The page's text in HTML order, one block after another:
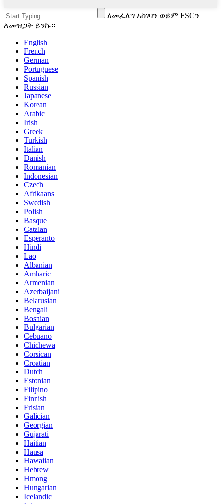
ለመፈለግ አስገባን ወይም ESCን
ለመዝጋት ይንኩ።
English
French
German
Portuguese
Spanish
Russian
Japanese
Korean
Arabic
Irish
Greek
Turkish
Italian
Danish
Romanian
Indonesian
Czech
Afrikaans
Swedish
Polish
Basque
Catalan
Esperanto
Hindi
Lao
Albanian
Amharic
Armenian
Azerbaijani
Belarusian
Bengali
Bosnian
Bulgarian
Cebuano
Chichewa
Corsican
Croatian
Dutch
Estonian
Filipino
Finnish
Frisian
Galician
Georgian
Gujarati
Haitian
Hausa
Hawaiian
Hebrew
Hmong
Hungarian
Icelandic